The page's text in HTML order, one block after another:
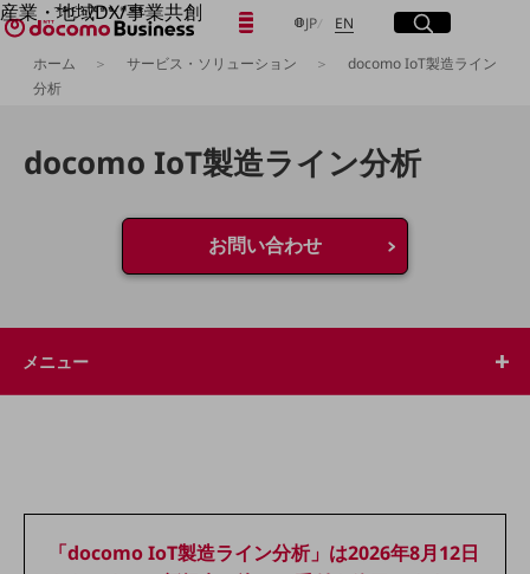
docomo IoT製造ライン分析
お問い合わせ
メニュー
産業・地域DX/事業共創
OPEN HUB for Plural Futures
自律・分散・協調型社会の実現を目指し、
「社会可能性」を探究・実装する事業共創エコシステムです。
イベント/ウェビナー
記事コンテンツ
産業・地域DXプラットフォーマーとして
Smart Healthcare
地域社会を支える皆さまと地域課題の解決や
自治体・地域社会との共創
JP日本語
ENEnglishサイト内検索
開く
メニュー
開く
フリーワードでNTTドコモビジネスの
ホーム サービス・ソリューション
docomo IoT製造ライン
分析
「docomo IoT製造ライン分析」は2026年8月12日